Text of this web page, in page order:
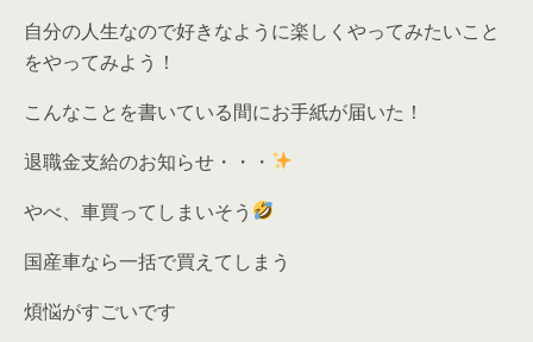
自分の人生なので好きなように楽しくやってみたいこと
をやってみよう！
こんなことを書いている間にお手紙が届いた！
退職金支給のお知らせ・・・
やべ、車買ってしまいそう
国産車なら一括で買えてしまう
煩悩がすごいです